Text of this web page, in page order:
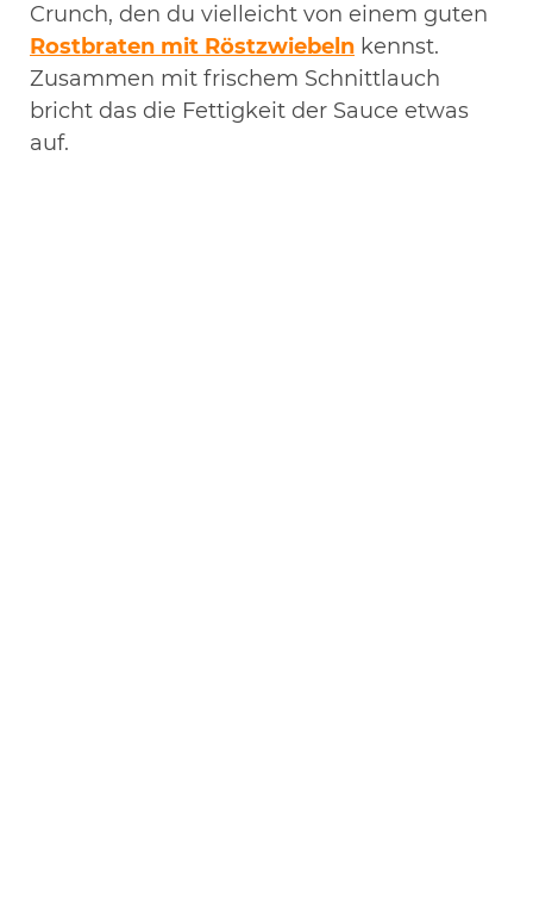
Crunch, den du vielleicht von einem guten
Rostbraten mit Röstzwiebeln kennst.
Zusammen mit frischem Schnittlauch
bricht das die Fettigkeit der Sauce etwas
auf.